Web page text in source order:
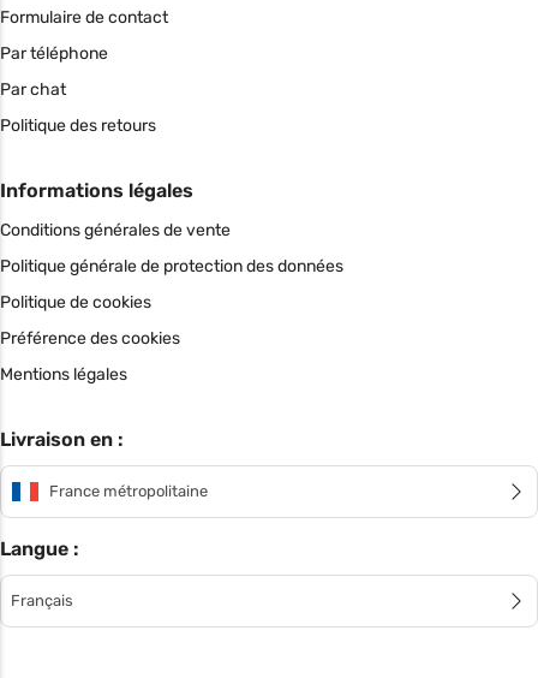
Formulaire de contact
Par téléphone
Par chat
Politique des retours
Informations légales
Conditions générales de vente
Politique générale de protection des données
Politique de cookies
Préférence des cookies
Mentions légales
Livraison en :
France métropolitaine
Langue :
Français